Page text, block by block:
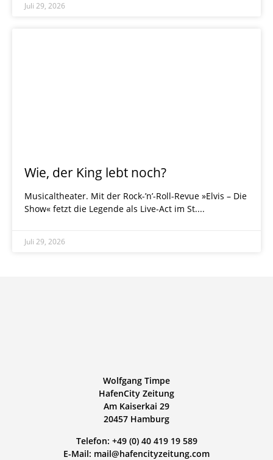
Juli 29, 2026
Wie, der King lebt noch?
Musicaltheater. Mit der Rock-’n’-Roll-Revue »Elvis – Die
Show« fetzt die Legende als Live-Act im St.
Juli 29, 2026
Wolfgang Timpe
HafenCity Zeitung
Am Kaiserkai 29
20457 Hamburg
Telefon: +49 (0) 40 419 19 589
E-Mail: mail@hafencityzeitung.com